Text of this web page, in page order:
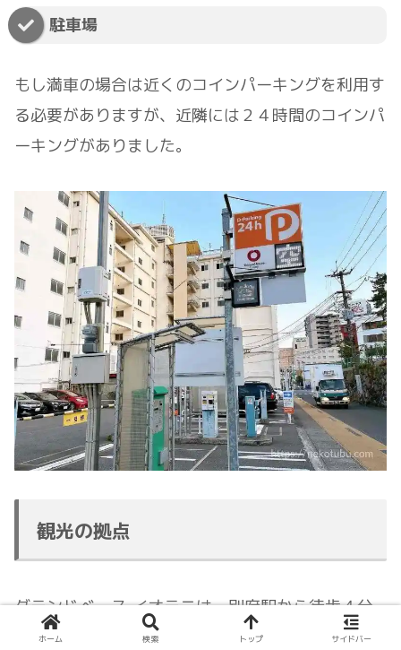
駐車場
もし満車の場合は近くのコインパーキングを利用す
る必要がありますが、近隣には２４時間のコインパ
ーキングがありました。
観光の拠点
グランドベース イオラニは、別府駅から徒歩４分
と近く、観光の拠点としてとても便利な立地です。
ホーム 検索 トップ サイドバー